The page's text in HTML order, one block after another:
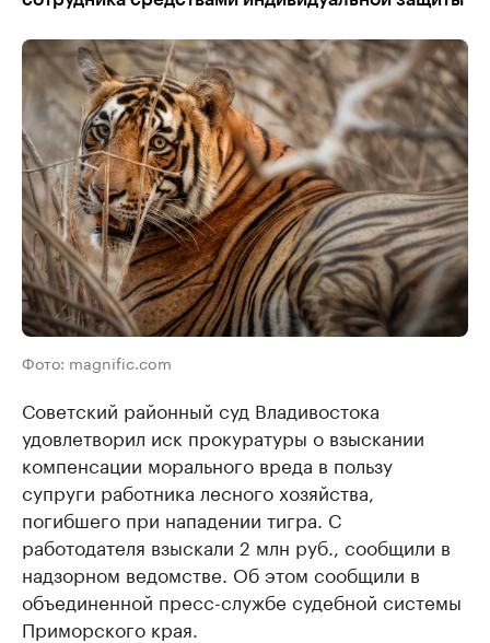
Фото: magnific.com
Советский районный суд Владивостока
удовлетворил иск прокуратуры о взыскании
компенсации морального вреда в пользу
супруги работника лесного хозяйства,
погибшего при нападении тигра. С
работодателя взыскали 2 млн руб., сообщили в
надзорном ведомстве. Об этом сообщили в
объединенной пресс-службе судебной системы
Приморского края.